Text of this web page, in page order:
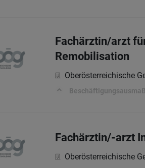
Fachärztin/arzt
Remobilisation
Oberösterreichische
Fachärztin/-arzt
Oberösterreichische